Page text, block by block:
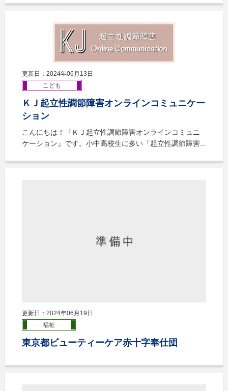
更新日：2024年06月13日
こども
ＫＪ起立性調節障害オンラインコミュニケー
ション
こんにちは！『ＫＪ起立性調節障害オンラインコミュニ
ケーション』です。小中高校生に多い「起立性調節障害...
更新日：2024年06月19日
福祉
東京都ビューティーケア赤十字奉仕団